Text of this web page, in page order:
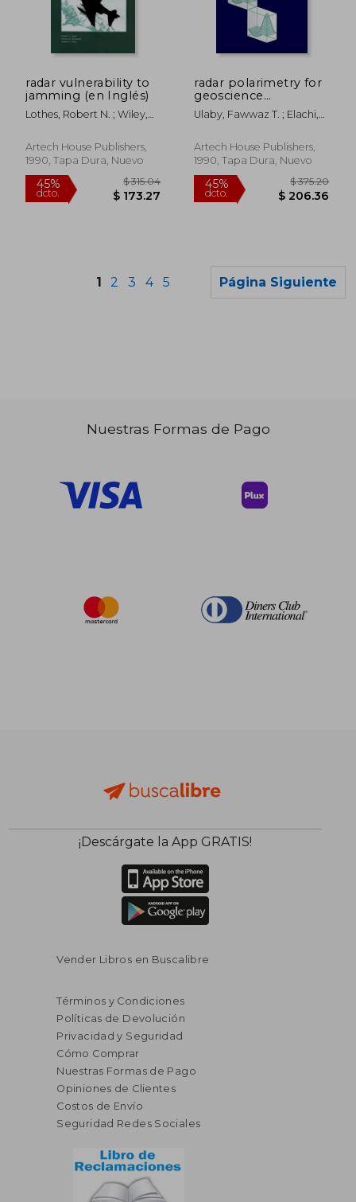
40% 45%
45% $ 386.91
$ 212.80
45%
dcto.
radar vulnerability to
jamming (en Inglés)
Lothes, Robert N. ; Wiley,
Michael B.
Artech House Publishers,
1990, Tapa Dura, Nuevo
radar polarimetry for
geoscience
applications (en
Inglés)
Ulaby, Fawwaz T. ; Elachi,
Artech House Publishers,
1990, Tapa Dura, Nuevo
1 2 3 4 5 Página Siguiente
Nuestras Formas de Pago
¡Descárgate la App GRATIS!
Vender Libros en Buscalibre
Términos y Condiciones
Políticas de Devolución
Privacidad y Seguridad
Cómo Comprar
Nuestras Formas de Pago
Opiniones de Clientes
Costos de Envío
Seguridad Redes Sociales